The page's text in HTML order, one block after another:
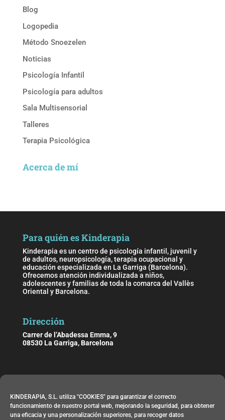
KINDERAPIA, S.L. utiliza "COOKIES" para garantizar el correcto
funcionamiento de nuestro portal web, mejorando la seguridad, para obtener
una eficacia y una personalización superiores, para recoger datos
Blog
Logopedia
Método Snoezelen
Noticias
Psicología Infantil
Psicología para adultos
Sala Multisensorial
Talleres
Terapia Psicológica
Acerca de mí
Para quién es Kinderapia
Kinderapia es un centro de psicología infantil, juvenil y
de adultos, neuropsicología, terapia ocupacional y
educación especializada en La Garriga (Barcelona).
Ofrecemos atención individualizada a niños,
adolescentes y familias de toda la comarca del Vallès
Oriental y Barcelona.
Dirección
Carrer de l’Abadessa Emma, 9
08530 La Garriga, Barcelona
De lunes a viernes de 09:00 h. a 21:00 h.